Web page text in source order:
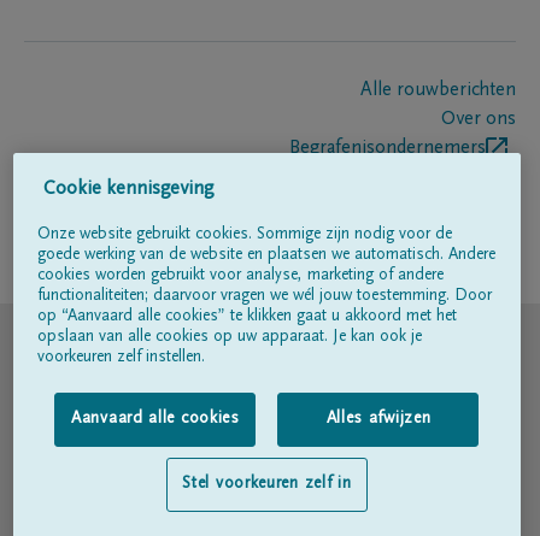
Alle rouwberichten
Over ons
Begrafenisondernemers
Volg ons op
© DELA
Gebruiksvoorwaarden
Privacyverklaring
Toegankelijkheidsverklaring
Cookie kennisgeving
Onze website gebruikt cookies. Sommige zijn nodig voor de
goede werking van de website en plaatsen we automatisch. Andere
cookies worden gebruikt voor analyse, marketing of andere
functionaliteiten; daarvoor vragen we wél jouw toestemming. Door
op “Aanvaard alle cookies” te klikken gaat u akkoord met het
opslaan van alle cookies op uw apparaat. Je kan ook je
voorkeuren zelf instellen.
Aanvaard alle cookies Alles afwijzen
Stel voorkeuren zelf in